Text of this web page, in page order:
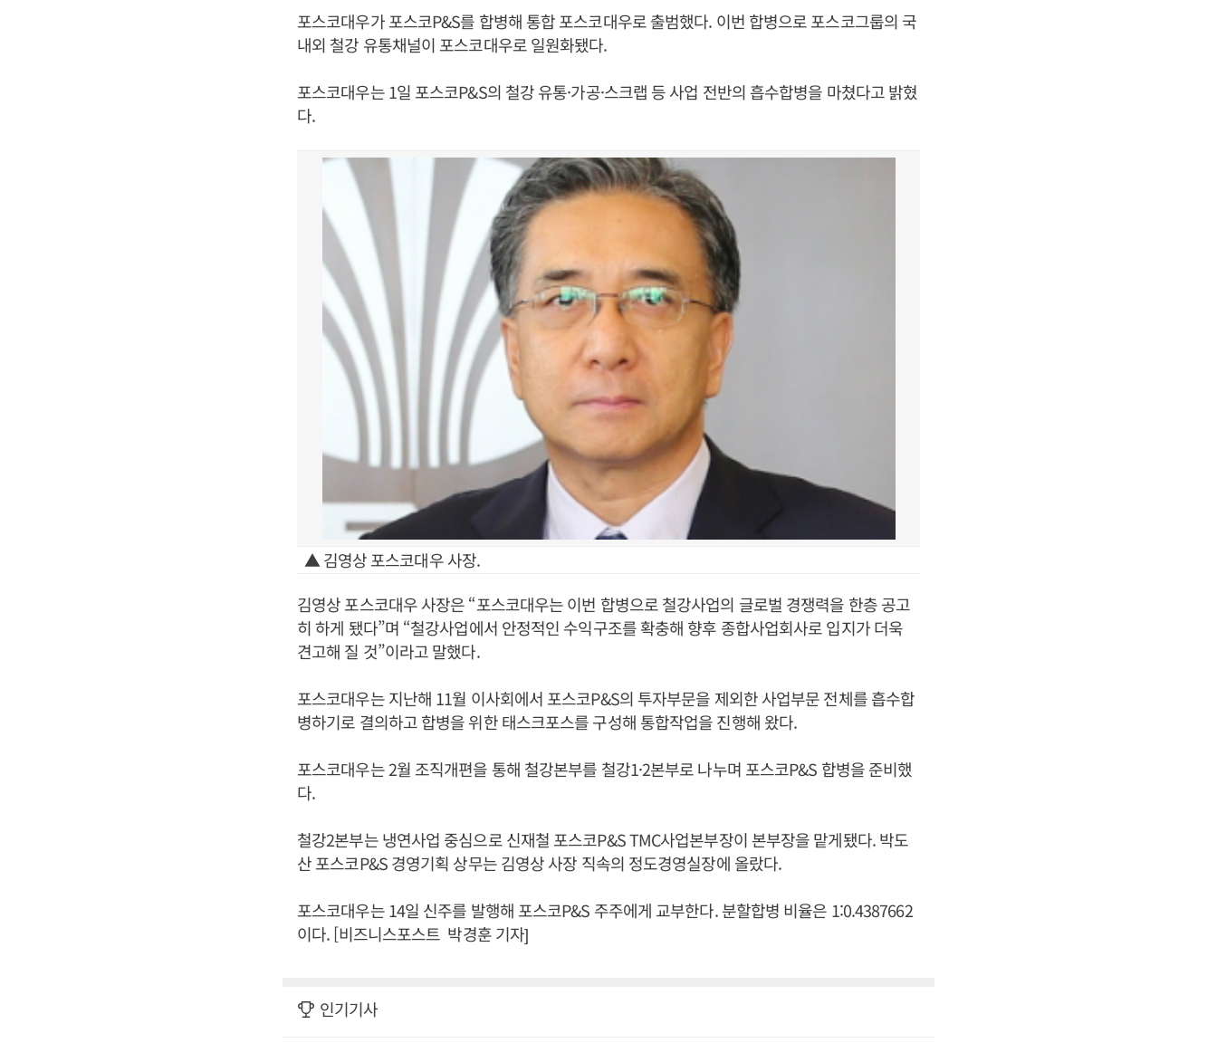
포스코대우가 포스코P&S를 합병해 통합 포스코대우로 출범했다. 이번 합병으로 포스코그룹의 국
내외 철강 유통채널이 포스코대우로 일원화됐다.
포스코대우는 1일 포스코P&S의 철강 유통·가공·스크랩 등 사업 전반의 흡수합병을 마쳤다고 밝혔
다.
▲ 김영상 포스코대우 사장.
김영상 포스코대우 사장은 “포스코대우는 이번 합병으로 철강사업의 글로벌 경쟁력을 한층 공고
히 하게 됐다”며 “철강사업에서 안정적인 수익구조를 확충해 향후 종합사업회사로 입지가 더욱
견고해 질 것”이라고 말했다.
포스코대우는 지난해 11월 이사회에서 포스코P&S의 투자부문을 제외한 사업부문 전체를 흡수합
병하기로 결의하고 합병을 위한 태스크포스를 구성해 통합작업을 진행해 왔다.
포스코대우는 2월 조직개편을 통해 철강본부를 철강1·2본부로 나누며 포스코P&S 합병을 준비했
다.
철강2본부는 냉연사업 중심으로 신재철 포스코P&S TMC사업본부장이 본부장을 맡게됐다. 박도
산 포스코P&S 경영기획 상무는 김영상 사장 직속의 정도경영실장에 올랐다.
포스코대우는 14일 신주를 발행해 포스코P&S 주주에게 교부한다. 분할합병 비율은 1:0.4387662
이다. [비즈니스포스트 박경훈 기자]
인기기사